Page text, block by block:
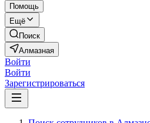
Помощь
Ещё
Поиск
Алмазная
Войти
Войти
Зарегистрироваться